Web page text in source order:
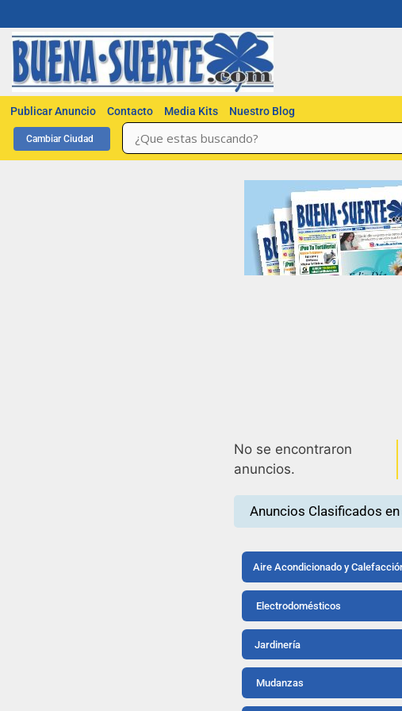
Publicar Anuncio Contacto Media Kits Nuestro Blog
Cambiar Ciudad
No se encontraron
anuncios.
Anuncios Clasificados
Aire Acondicionado y
Electrodomésticos
Jardinería
Mudanzas